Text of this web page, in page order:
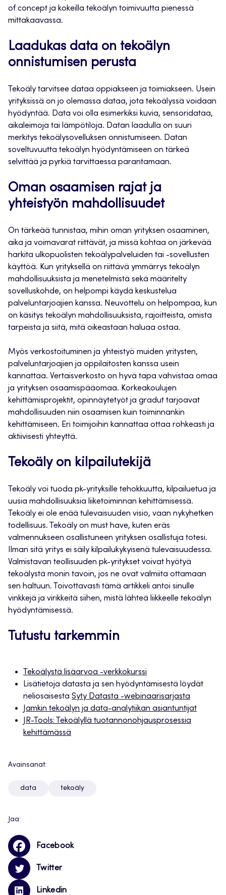
of concept ja kokeilla tekoälyn toimivuutta pienessä
mittakaavassa.
Laadukas data on tekoälyn
onnistumisen perusta
Tekoäly tarvitsee dataa oppiakseen ja toimiakseen. Usein
yrityksissä on jo olemassa dataa, jota tekoälyssä voidaan
hyödyntää. Data voi olla esimerkiksi kuvia, sensoridataa,
aikaleimoja tai lämpötiloja. Datan laadulla on suuri
merkitys tekoälysovelluksen onnistumiseen. Datan
soveltuvuutta tekoälyn hyödyntämiseen on tärkeä
selvittää ja pyrkiä tarvittaessa parantamaan.
Oman osaamisen rajat ja
yhteistyön mahdollisuudet
On tärkeää tunnistaa, mihin oman yrityksen osaaminen,
aika ja voimavarat riittävät, ja missä kohtaa on järkevää
harkita ulkopuolisten tekoälypalveluiden tai -sovellusten
käyttöä. Kun yrityksellä on riittävä ymmärrys tekoälyn
mahdollisuuksista ja menetelmistä sekä määritelty
sovelluskohde, on helpompi käydä keskustelua
palveluntarjoajien kanssa. Neuvottelu on helpompaa, kun
on käsitys tekoälyn mahdollisuuksista, rajoitteista, omista
tarpeista ja siitä, mitä oikeastaan haluaa ostaa.
Myös verkostoituminen ja yhteistyö muiden yritysten,
palveluntarjoajien ja oppilaitosten kanssa usein
kannattaa. Vertaisverkosto on hyvä tapa vahvistaa omaa
ja yrityksen osaamispääomaa. Korkeakoulujen
kehittämisprojektit, opinnäytetyöt ja gradut tarjoavat
mahdollisuuden niin osaamisen kuin toiminnankin
kehittämiseen. Eri toimijoihin kannattaa ottaa rohkeasti ja
aktiivisesti yhteyttä.
Tekoäly on kilpailutekijä
Tekoäly voi tuoda pk-yrityksille tehokkuutta, kilpailuetua ja
uusia mahdollisuuksia liiketoiminnan kehittämisessä.
Tekoäly ei ole enää tulevaisuuden visio, vaan nykyhetken
todellisuus. Tekoäly on must have, kuten eräs
valmennukseen osallistuneen yrityksen osallistuja totesi.
Ilman sitä yritys ei säily kilpailukykyisenä tulevaisuudessa.
Valmistavan teollisuuden pk-yritykset voivat hyötyä
tekoälystä monin tavoin, jos ne ovat valmiita ottamaan
sen haltuun. Toivottavasti tämä artikkeli antoi sinulle
vinkkejä ja virikkeitä siihen, mistä lähteä liikkeelle tekoälyn
hyödyntämisessä.
Tutustu tarkemmin
Tekoälystä lisäarvoa -verkkokurssi
Lisätietoja datasta ja sen hyödyntämisestä löydät
neliosaisesta Syty Datasta -webinaarisarjasta
amkin tekoälyn ja data-analytiikan asiantuntijat
JR-Tools: Tekoälyllä tuotannonohjausprosessia
kehittämässä
Avainsanat:
data tekoäly
Jaa:
Facebook
Twitter
Linkedin